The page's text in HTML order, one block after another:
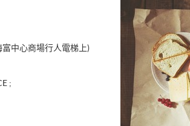
中心商場行人電梯上)
;